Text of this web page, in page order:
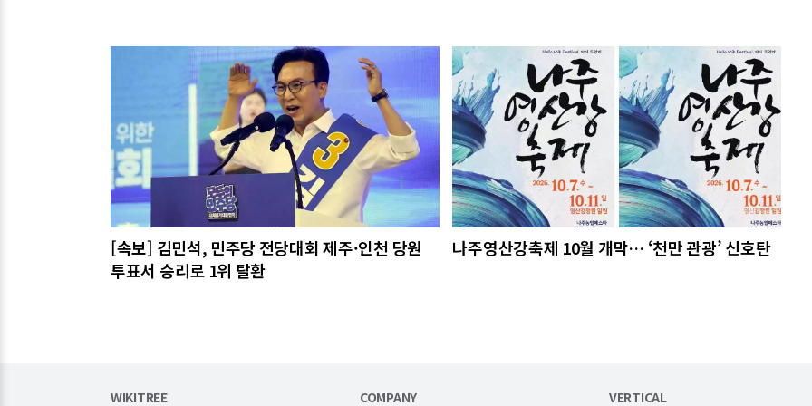
관련기사
[속보] 김민석, 민주당 전당대회 제주·인천 당원
투표서 승리로 1위 탈환
나주영산강축제 10월 개막… ‘천만 관광’ 신호탄
WIKITREE COMPANY VERTICAL